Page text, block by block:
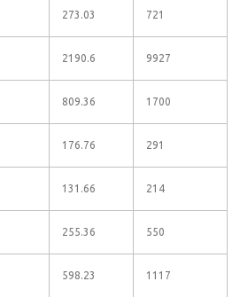
273.03 721
2190.6 9927
809.36 1700
176.76 291
131.66 214
255.36 550
598.23 1117